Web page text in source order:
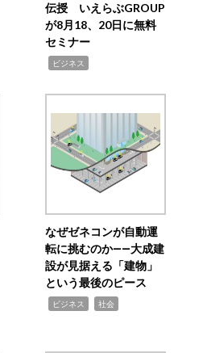
伝授 いえらぶGROUP
が8月18、20日に無料
セミナー
ビジネス
なぜゼネコンが自動運
転に挑むのか――大成建
設が見据える「建物」
という最後のピース
ビジネス 社会